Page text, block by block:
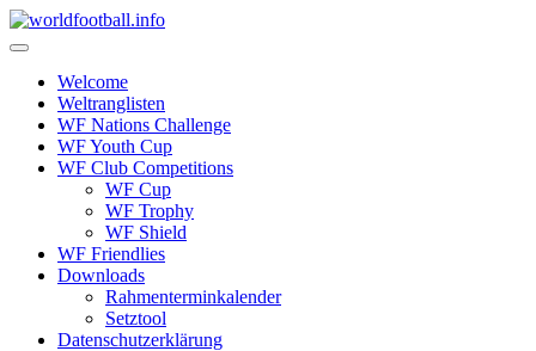
Skip
to
Welcome
Weltranglisten
WF Nations Challenge
WF Youth Cup
WF Club Competitions
WF Cup
WF Trophy
WF Shield
WF Friendlies
Downloads
Rahmenterminkalender
Setztool
Datenschutzerklärung